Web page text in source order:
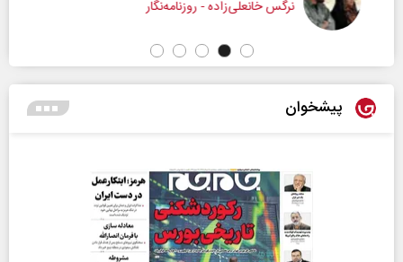
نرگس خانعلی‌زاده - روزنامه‌نگار
پیشخوان